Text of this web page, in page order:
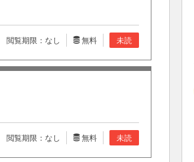
未読
無料
閲覧期限：なし
未読
無料
閲覧期限：なし